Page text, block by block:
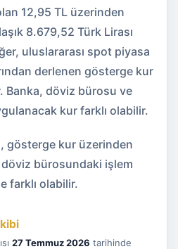
12,95 TL üzerinden
8.679,52 Türk Lirası
uluslararası spot piyasa
derlenen gösterge kur
Banka, döviz bürosu ve
kur farklı olabilir.
gösterge kur üzerinden
döviz bürosundaki işlem
farklı olabilir.
27 Temmuz 2026 tarihinde